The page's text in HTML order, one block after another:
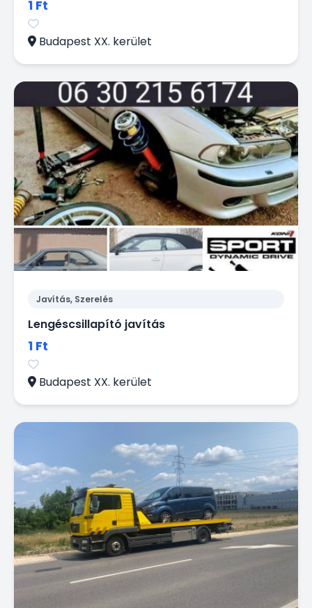
1 Ft
Budapest XX. kerület
Javítás, Szerelés
Lengéscsillapító javítás
1 Ft
Budapest XX. kerület